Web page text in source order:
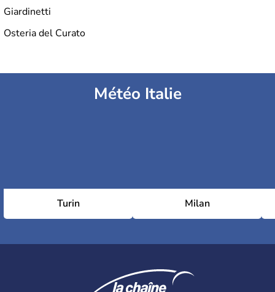
Giardinetti
Osteria del Curato
Météo Italie
Turin Milan